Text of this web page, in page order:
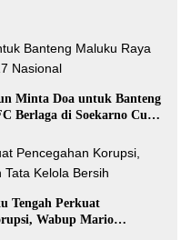
Minta Doa untuk Banteng
Berlaga di Soekarno Cup
Tengah Perkuat
Wabup Mario